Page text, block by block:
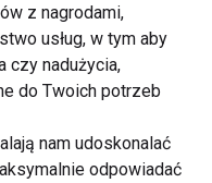
czasu
spacery,
ćwiczenia
przemian
z nagrodami,
usług, w tym aby
czy nadużycia,
do Twoich potrzeb
nam udoskonalać
odpowiadać